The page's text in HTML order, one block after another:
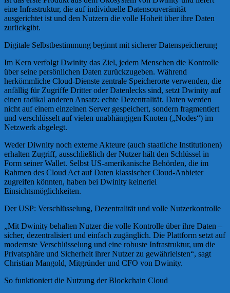
eine Infrastruktur, die auf individuelle Datensouveränität
ausgerichtet ist und den Nutzern die volle Hoheit über ihre Daten
zurückgibt.
Digitale Selbstbestimmung beginnt mit sicherer Datenspeicherung
Im Kern verfolgt Dwinity das Ziel, jedem Menschen die Kontrolle
über seine persönlichen Daten zurückzugeben. Während
herkömmliche Cloud-Dienste zentrale Speicherorte verwenden, die
anfällig für Zugriffe Dritter oder Datenlecks sind, setzt Dwinity auf
einen radikal anderen Ansatz: echte Dezentralität. Daten werden
nicht auf einem einzelnen Server gespeichert, sondern fragmentiert
und verschlüsselt auf vielen unabhängigen Knoten („Nodes“) im
Netzwerk abgelegt.
Weder Diwnity noch externe Akteure (auch staatliche Institutionen)
erhalten Zugriff, ausschließlich der Nutzer hält den Schlüssel in
Form seiner Wallet. Selbst US-amerikanische Behörden, die im
Rahmen des Cloud Act auf Daten klassischer Cloud-Anbieter
zugreifen könnten, haben bei Dwinity keinerlei
Einsichtsmöglichkeiten.
Der USP: Verschlüsselung, Dezentralität und volle Nutzerkontrolle
„Mit Dwinity behalten Nutzer die volle Kontrolle über ihre Daten –
sicher, dezentralisiert und einfach zugänglich. Die Plattform setzt auf
modernste Verschlüsselung und eine robuste Infrastruktur, um die
Privatsphäre und Sicherheit ihrer Nutzer zu gewährleisten“, sagt
Christian Mangold, Mitgründer und CFO von Dwinity.
So funktioniert die Nutzung der Blockchain Cloud